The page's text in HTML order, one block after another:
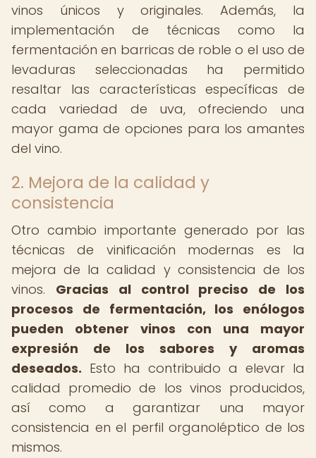
vinos únicos y originales. Además, la
implementación de técnicas como la
fermentación en barricas de roble o el uso de
levaduras seleccionadas ha permitido
resaltar las características específicas de
cada variedad de uva, ofreciendo una
mayor gama de opciones para los amantes
del vino.
2. Mejora de la calidad y
consistencia
Otro cambio importante generado por las
técnicas de vinificación modernas es la
mejora de la calidad y consistencia de los
vinos. Gracias al control preciso de los
procesos de fermentación, los enólogos
pueden obtener vinos con una mayor
expresión de los sabores y aromas
deseados. Esto ha contribuido a elevar la
calidad promedio de los vinos producidos,
así como a garantizar una mayor
consistencia en el perfil organoléptico de los
mismos.